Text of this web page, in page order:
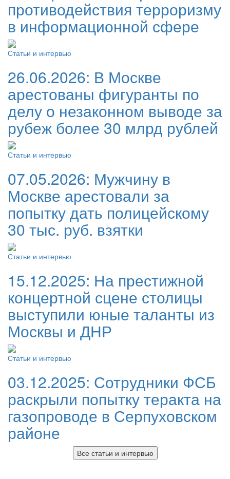
противодействия терроризму
в информационной сфере
Статьи и интервью
26.06.2026: В Москве
арестованы фигуранты по
делу о незаконном выводе за
рубеж более 30 млрд рублей
Статьи и интервью
07.05.2026: Мужчину в
Москве арестовали за
попытку дать полицейскому
30 тыс. руб. взятки
Статьи и интервью
15.12.2025: На престижной
концертной сцене столицы
выступили юные таланты из
Москвы и ДНР
Статьи и интервью
03.12.2025: Сотрудники ФСБ
раскрыли попытку теракта на
газопроводе в Серпуховском
районе
Все статьи и интервью